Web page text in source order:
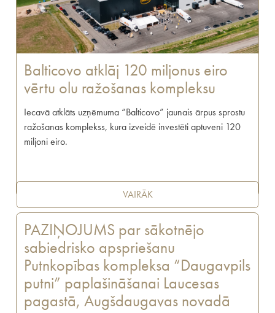
Balticovo atklāj 120 miljonus eiro
vērtu olu ražošanas kompleksu
Iecavā atklāts uzņēmuma “Balticovo” jaunais ārpus sprostu
ražošanas komplekss, kura izveidē investēti aptuveni 120
miljoni eiro.
VAIRĀK
PAZIŅOJUMS par sākotnējo
sabiedrisko apspriešanu
Putnkopības kompleksa “Daugavpils
putni” paplašināšanai Laucesas
pagastā, Augšdaugavas novadā